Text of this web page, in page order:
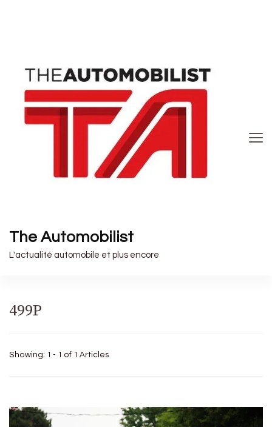
The Automobilist
L'actualité automobile et plus encore
499P
Showing: 1 - 1 of 1 Articles